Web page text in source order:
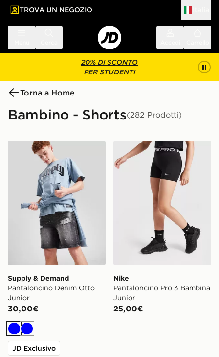
principale
a fondo pagina
TROVA UN NEGOZIO
20% DI SCONTO
PER STUDENTI
Torna a Home
Bambino - Shorts(282 Prodotti)
Supply & Demand Pantaloncino Denim Otto Junior
Supply & Demand
Pantaloncino Denim Otto
Junior
30,00€
BluBlu
JD Exclusivo
Nike Pantaloncino Pro 3
Nike
Pantaloncino Pro 3 Bambina
Junior
25,00€